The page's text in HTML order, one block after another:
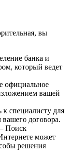
вы
банка и
который ведет
официальное
вашей
к специалисту для
договора.
– Поиск
может
решения